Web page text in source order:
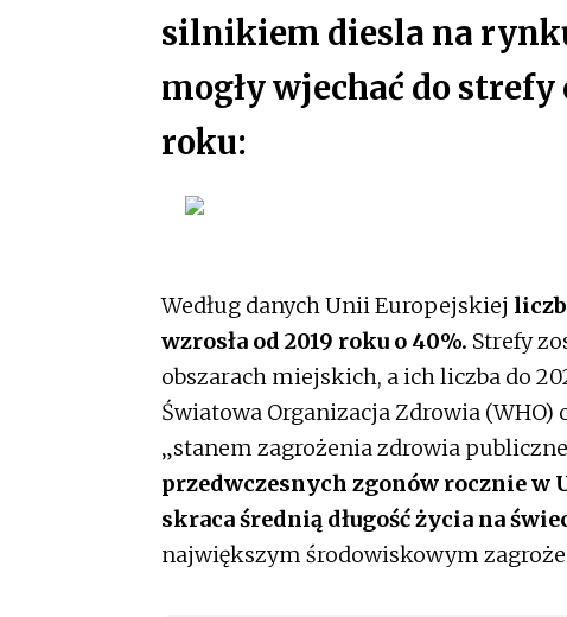
silnikiem diesla na
mogły wjechać do
roku:
Według danych Unii Europejskiej
wzrosła od 2019 roku o 40%. Strefy
obszarach miejskich, a ich liczba do
Światowa Organizacja Zdrowia
„stanem zagrożenia zdrowia
przedwczesnych zgonów rocznie w
skraca średnią długość życia na
największym środowiskowym